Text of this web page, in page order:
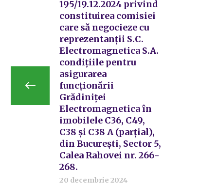
195/19.12.2024 privind
constituirea comisiei
care să negocieze cu
reprezentanții S.C.
Electromagnetica S.A.
condițiile pentru
asigurarea
funcționării
Grădiniței
Electromagnetica în
imobilele C36, C49,
C38 și C38 A (parțial),
din București, Sector 5,
Calea Rahovei nr. 266-
268.
20 decembrie 2024